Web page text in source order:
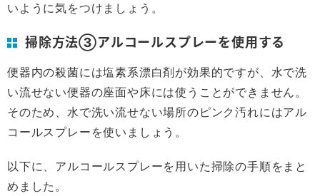
いように気をつけましょう。
掃除方法③アルコールスプレーを使用する
便器内の殺菌には塩素系漂白剤が効果的ですが、水で洗
い流せない便器の座面や床には使うことができません。
そのため、水で洗い流せない場所のピンク汚れにはアル
コールスプレーを使いましょう。
以下に、アルコールスプレーを用いた掃除の手順をまと
めました。